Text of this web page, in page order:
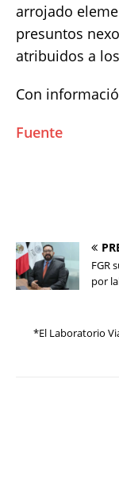
arrojado
presuntos
atribuidos a
Con
Fuente
FGR
por
*El Laboratorio